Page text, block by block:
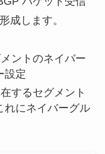
成します。
ントのネイバー
設定
するセグメント
れにネイバーグル